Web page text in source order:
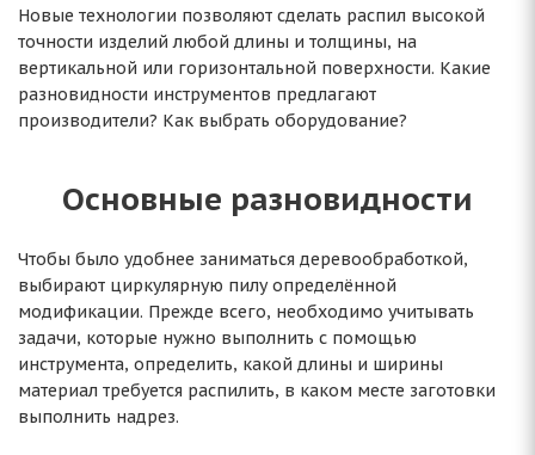
Новые технологии позволяют сделать распил высокой
точности изделий любой длины и толщины, на
вертикальной или горизонтальной поверхности. Какие
разновидности инструментов предлагают
производители? Как выбрать оборудование?
Основные разновидности
Чтобы было удобнее заниматься деревообработкой,
выбирают циркулярную пилу определённой
модификации. Прежде всего, необходимо учитывать
задачи, которые нужно выполнить с помощью
инструмента, определить, какой длины и ширины
материал требуется распилить, в каком месте заготовки
выполнить надрез.